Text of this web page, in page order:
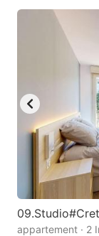
appartement · 2